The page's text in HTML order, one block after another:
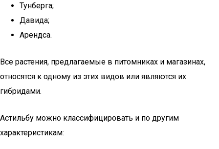
Тунберга;
Давида;
Арендса.
Все растения, предлагаемые в питомниках и магазинах,
относятся к одному из этих видов или являются их
гибридами.
Астильбу можно классифицировать и по другим
характеристикам: